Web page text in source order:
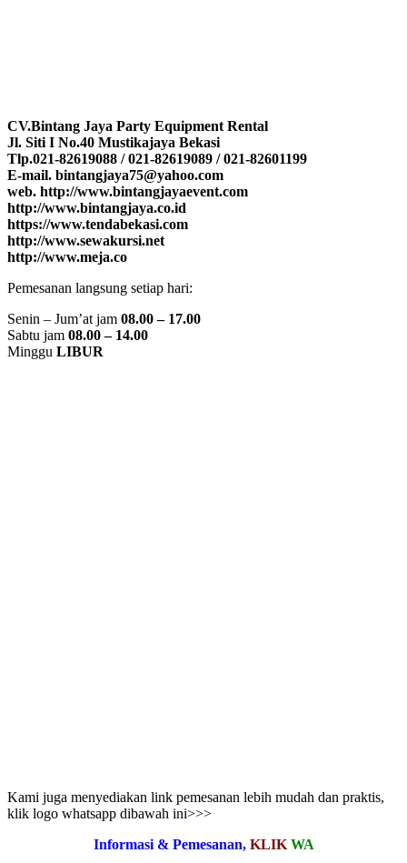
CV.Bintang Jaya Party Equipment Rental
Jl. Siti I No.40 Mustikajaya Bekasi
Tlp.021-82619088 / 021-82619089 / 021-82601199
E-mail. bintangjaya75@yahoo.com
web. http://www.bintangjayaevent.com
http://www.bintangjaya.co.id
https://www.tendabekasi.com
http://www.sewakursi.net
http://www.meja.co
Pemesanan langsung setiap hari:
Senin – Jum’at jam 08.00 – 17.00
Sabtu jam 08.00 – 14.00
Minggu LIBUR
Kami juga menyediakan link pemesanan lebih mudah dan praktis,
klik logo whatsapp dibawah ini>>>
Informasi & Pemesanan, KLIK WA